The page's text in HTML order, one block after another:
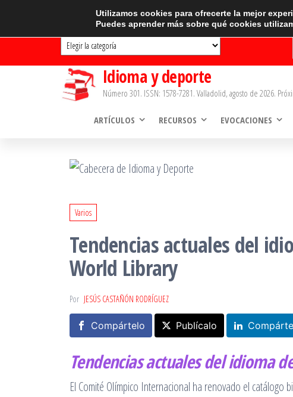
CATEGORÍAS
Categorías
Idioma y deporte
Número 301. ISSN: 1578-7281. Valladolid, agosto de 2026.
ARTÍCULOS RECURSOS EVOCACIONES
Varios
Tendencias actuales del
World Library
Por JESÚS CASTAÑÓN RODRÍGUEZ
Compártelo Publícalo
Tendencias actuales del idioma
El Comité Olímpico Internacional ha renovado el
Utilizamos cookies para ofrecerte la mejor
Puedes aprender más sobre qué cookies